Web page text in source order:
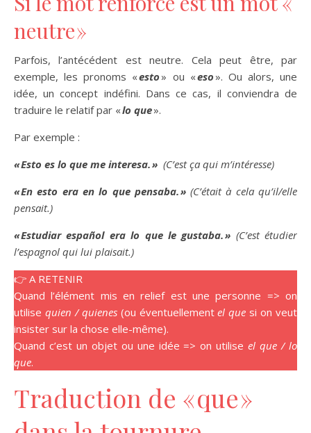
neutre »
Parfois, l’antécédent est neutre. Cela peut être, par
exemple, les pronoms «esto » ou «eso ». Ou alors, une
idée, un concept indéfini. Dans ce cas, il conviendra de
traduire le relatif par «lo que».
Par exemple :
« Esto es lo que me interesa. » (C’est ça qui m’intéresse)
« En esto era en lo que pensaba. » (C’était à cela qu’il/elle
pensait.)
« Estudiar español era lo que le gustaba. » (C’est étudier
l’espagnol qui lui plaisait.)
👉 A RETENIR
Quand l’élément mis en relief est une personne => on
utilise quien / quienes(ou éventuellementel que si on veut
insister sur la chose elle-même).
Quand c’est un objet ou une idée => on utiliseel que / lo
que.
Traduction de « que »